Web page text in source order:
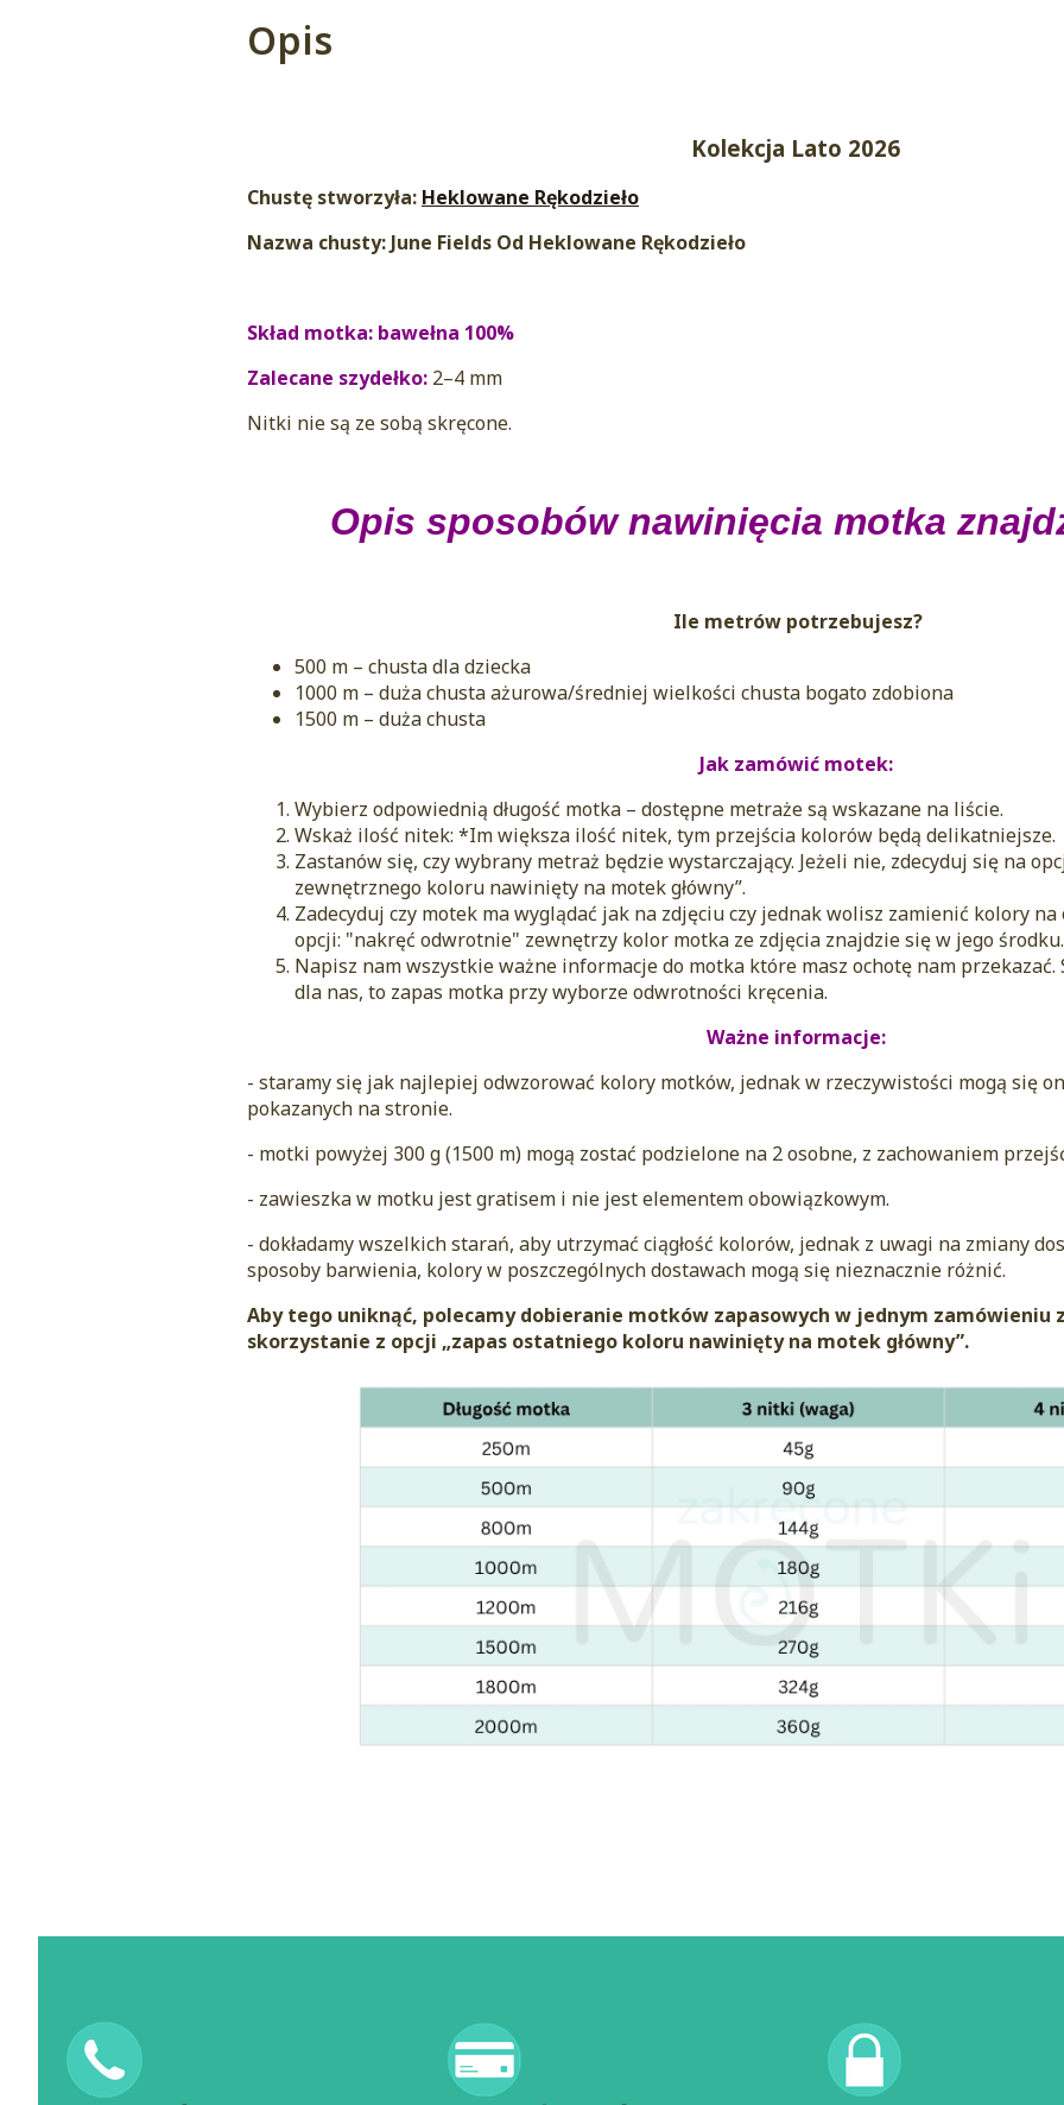
Opis
Kolekcja Lato 2026
Chustę stworzyła: Heklowane Rękodzieło
Nazwa chusty: June Fields Od Heklowane Rękodzieło
Skład motka: bawełna 100%
Zalecane szydełko: 2–4 mm
Nitki nie są ze sobą skręcone.
Opis sposobów nawinięcia motka
Ile metrów potrzebujesz?
500 m – chusta dla dziecka
1000 m – duża chusta ażurowa/średniej wielkości chusta bogato zdobiona
1500 m – duża chusta
Jak zamówić motek:
Wybierz odpowiednią długość motka – dostępne metraże są wskazane na liście.
Wskaż ilość nitek: *Im większa ilość nitek, tym przejścia kolorów będą delikatniejsze.
Zastanów się, czy wybrany metraż będzie wystarczający. Jeżeli nie, zdecyduj się na
zewnętrznego koloru nawinięty na motek główny”.
Zadecyduj czy motek ma wyglądać jak na zdjęciu czy jednak wolisz zamienić kolory
opcji: "nakręć odwrotnie" zewnętrzy kolor motka ze zdjęcia znajdzie się w jego środku.
Napisz nam wszystkie ważne informacje do motka które masz ochotę nam
dla nas, to zapas motka przy wyborze odwrotności kręcenia.
Ważne informacje:
- staramy się jak najlepiej odwzorować kolory motków, jednak w rzeczywistości mogą się
pokazanych na stronie.
- motki powyżej 300 g (1500 m) mogą zostać podzielone na 2 osobne, z zachowaniem
- zawieszka w motku jest gratisem i nie jest elementem obowiązkowym.
- dokładamy wszelkich starań, aby utrzymać ciągłość kolorów, jednak z uwagi na zmiany
sposoby barwienia, kolory w poszczególnych dostawach mogą się nieznacznie różnić.
Aby tego uniknąć, polecamy dobieranie motków zapasowych w jednym zamówieniu
skorzystanie z opcji „zapas ostatniego koloru nawinięty na motek główny”.